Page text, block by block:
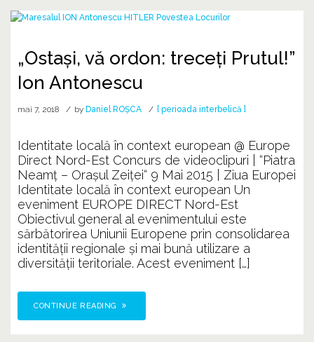
„Ostaşi, vă ordon: treceţi Prutul!”
Ion Antonescu
mai 7, 2018 by Daniel ROȘCA [ perioada interbelică ]
Identitate locală în context european @ Europe
Direct Nord-Est Concurs de videoclipuri | “Piatra
Neamț – Orașul Zeiței“ 9 Mai 2015 | Ziua Europei
Identitate locală în context european Un
eveniment EUROPE DIRECT Nord-Est
Obiectivul general al evenimentului este
sărbătorirea Uniunii Europene prin consolidarea
identităţii regionale și mai bună utilizare a
diversităţii teritoriale. Acest eveniment […]
CONTINUE READING